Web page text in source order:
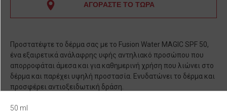
ΑΓΟΡΑΣΤΕ ΤΟ ΤΩΡΑ
Προστατέψτε το δέρμα σας με το Fusion Water MAGIC SPF 50,
ένα εξαιρετικά ανάλαφρης υφής αντηλιακό προσώπου που
απορροφάται άμεσα και για καθημερινή χρήση που λιώνει στο
δέρμα και παρέχει υψηλή προστασία. Ενυδατώνει το δέρμα και
προσφέρει αντιοξειδωτική δράση.
50 ml